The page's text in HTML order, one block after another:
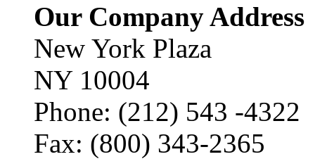
Our Company Address
New York Plaza
NY 10004
Phone: (212) 543 -4322
Fax: (800) 343-2365